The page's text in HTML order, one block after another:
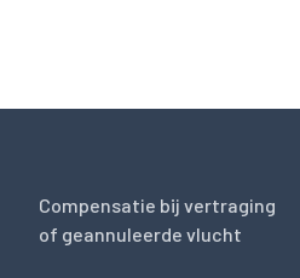
Compensatie bij vertraging
of geannuleerde vlucht